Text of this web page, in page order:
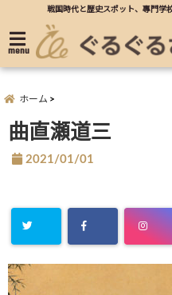
戦国時代と歴史スポット、專門学
menu
ホーム
曲直瀬道三
2021/01/01